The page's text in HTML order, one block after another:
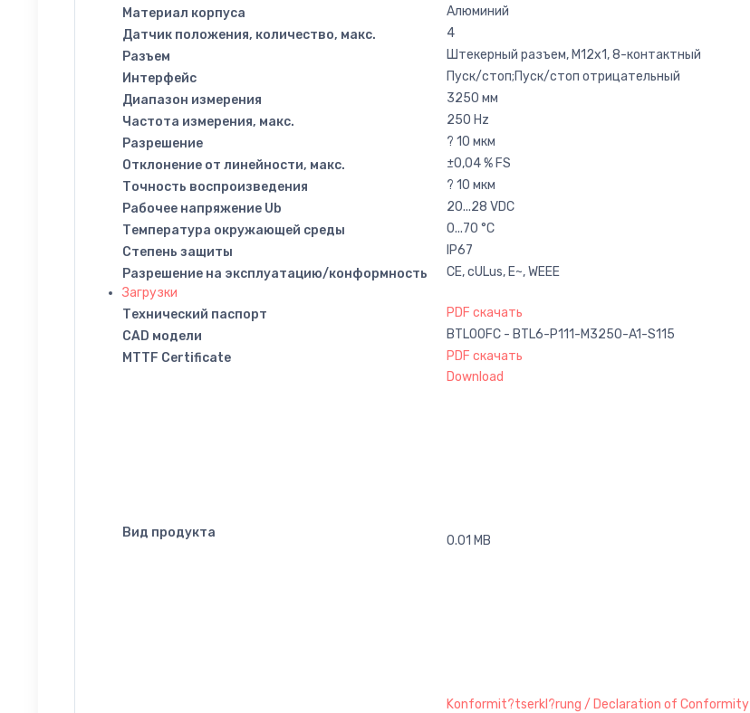
Материал корпуса
Алюминий
Датчик положения, количество, макс.
4
Разъем
Штекерный разъем, M12x1, 8-контактный
Интерфейс
Пуск/стоп;Пуск/стоп отрицательный
Диапазон измерения
3250 мм
Частота измерения, макс.
250 Hz
Разрешение
? 10 мкм
Отклонение от линейности, макс.
±0,04 % FS
Точность воспроизведения
? 10 мкм
Рабочее напряжение Ub
20...28 VDC
Температура окружающей среды
0...70 °C
Степень защиты
IP67
Разрешение на эксплуатацию/конформность
CE, cULus, E~, WEEE
Загрузки
Технический паспорт
PDF скачать
CAD модели
BTL00FC - BTL6-P111-M3250-A1-S115
MTTF Certificate
PDF скачать
Вид продукта
Download
0.01 MB
Konformit?tserkl?rung / Declaration of Conformity